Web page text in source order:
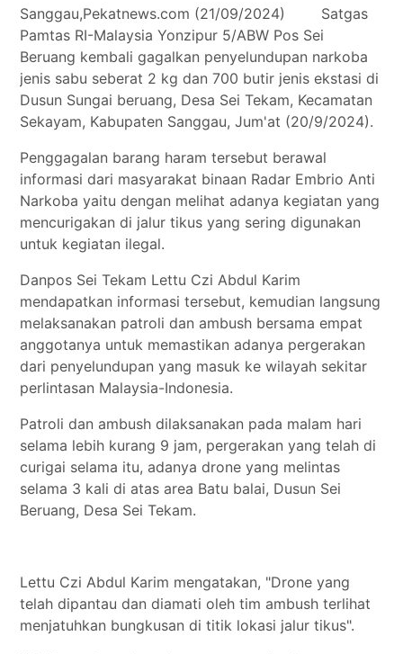
Internasional
Opini
Sanggau,Pekatnews.com (21/09/2024) Satgas
Pamtas RI-Malaysia Yonzipur 5/ABW Pos Sei
Beruang kembali gagalkan penyelundupan narkoba
jenis sabu seberat 2 kg dan 700 butir jenis ekstasi di
Dusun Sungai beruang, Desa Sei Tekam, Kecamatan
Sekayam, Kabupaten Sanggau, Jum'at (20/9/2024).
Penggagalan barang haram tersebut berawal
informasi dari masyarakat binaan Radar Embrio Anti
Narkoba yaitu dengan melihat adanya kegiatan yang
mencurigakan di jalur tikus yang sering digunakan
untuk kegiatan ilegal.
Danpos Sei Tekam Lettu Czi Abdul Karim
mendapatkan informasi tersebut, kemudian langsung
melaksanakan patroli dan ambush bersama empat
anggotanya untuk memastikan adanya pergerakan
dari penyelundupan yang masuk ke wilayah sekitar
perlintasan Malaysia-Indonesia.
Patroli dan ambush dilaksanakan pada malam hari
selama lebih kurang 9 jam, pergerakan yang telah di
curigai selama itu, adanya drone yang melintas
selama 3 kali di atas area Batu balai, Dusun Sei
Beruang, Desa Sei Tekam.
Lettu Czi Abdul Karim mengatakan, "Drone yang
telah dipantau dan diamati oleh tim ambush terlihat
menjatuhkan bungkusan di titik lokasi jalur tikus".